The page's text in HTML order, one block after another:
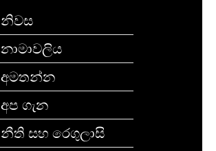
නිවස
නාමාවලිය
අමතන්න
අප ගැන
නීති සහ රෙගුලාසි